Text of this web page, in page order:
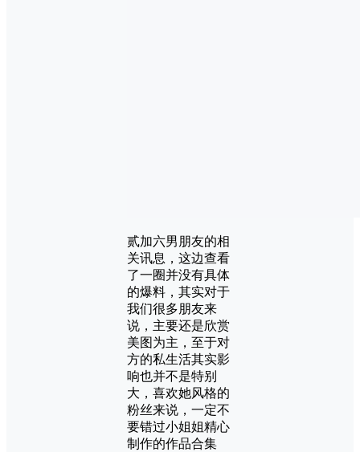
贰加六男朋友的相
关讯息，这边查看
了一圈并没有具体
的爆料，其实对于
我们很多朋友来
说，主要还是欣赏
美图为主，至于对
方的私生活其实影
响也并不是特别
大，喜欢她风格的
粉丝来说，一定不
要错过小姐姐精心
制作的作品合集